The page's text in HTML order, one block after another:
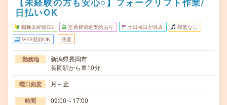
日払いOK
職種未経験OK 交通費別途支給あり 土日祝日が休み 残業なし
WEB登録OK 派遣
勤務地
新潟県長岡市
長岡駅から車10分
曜日頻度 月～金
時間 09:00～17:00